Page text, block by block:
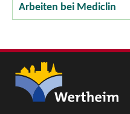
Arbeiten bei Mediclin